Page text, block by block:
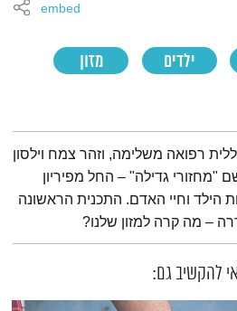
ילדים
מזון
embed
רפואה משלימה, וזהר צמח וילסון
"מחזורי גדילה" – החל מפיריון
הילד וחיי האדם. התכנית הראשונה
– מה קרה למזון שלנו?
להקשיב גם: